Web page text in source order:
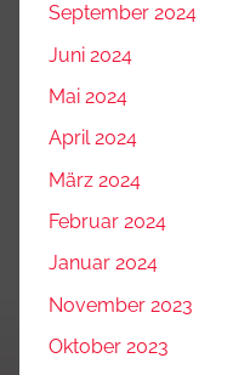
September 2024
Juni 2024
Mai 2024
April 2024
März 2024
Februar 2024
Januar 2024
November 2023
Oktober 2023